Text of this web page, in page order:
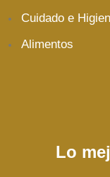
Cuidado e
Alimentos
Lo